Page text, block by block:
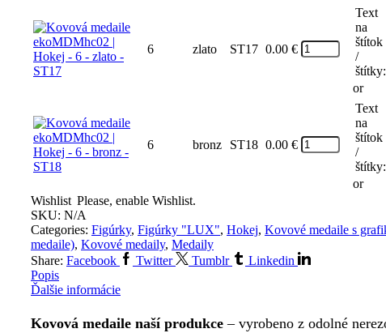
6 zlato ST17 0.00 €
Text
na
štítok
/
štítky:
or
6 bronz ST18 0.00 €
Text
na
štítok
/
štítky:
or
Wishlist Please, enable Wishlist.
SKU: N/A
Categories: Figúrky, Figúrky "LUX", Hokej, Kovové medaile s
medaile), Kovové medaily, Medaily
Share: Facebook Twitter Tumblr
Linkedin
Popis
Ďalšie informácie
Kovová medaile naší produkce – vyrobeno z odolné